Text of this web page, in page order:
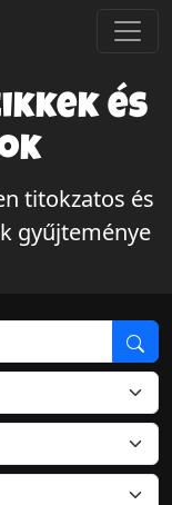
és
titokzatos és
gyűjteménye